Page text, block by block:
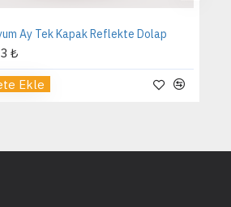
Ay Tek Kapak Reflekte Dolap
₺
Ekle